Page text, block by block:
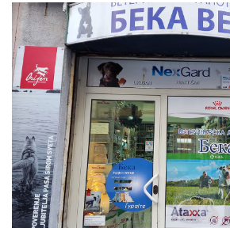
6. Koja rečenica je Vaša vodilja?
Znanje i poštenje u poslu.
7. Da li imate uzore koji su Vas
motivišu za dalji rad?
Klasične uzore nisam imala, ali
osnovu životnu dobila povremenim
selu do polaska u školu gde je
mene imao moj teča koji mi je
odlučivanju u kontaktu sa prirodom
bezbrižnosti i rečenici ti si rodjena
srećna. Odrastanjem sam shvatila